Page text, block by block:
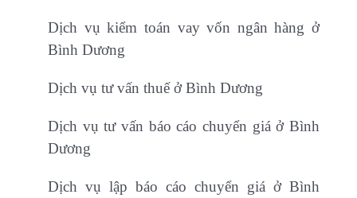
Dịch vụ kiểm toán vay vốn ngân hàng ở
Bình Dương
Dịch vụ tư vấn thuế ở Bình Dương
Dịch vụ tư vấn báo cáo chuyển giá ở Bình
Dương
Dịch vụ lập báo cáo chuyển giá ở Bình